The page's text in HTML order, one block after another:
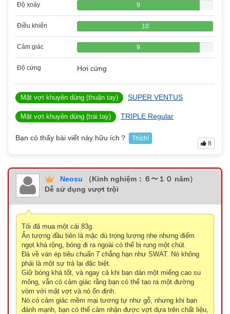
Độ xoáy 9
Điều khiển 10
Cảm giác 9
Độ cứng Hơi cứng
Mặt vợt khuyên dùng (thuận tay) SUPER VENTUS
Mặt vợt khuyên dùng (trái tay) TRIPLE Regular
Bạn có thấy bài viết này hữu ích？ Thích!
8
Neosu
（Kinh nghiệm：６〜１０ năm）
Dễ sử dụng vượt trội
Tôi đã mua một cái 83g.
Ấn tượng đầu tiên là mặc dù trọng lượng nhẹ nhưng điểm
ngọt khá rộng, bóng đi ra ngoài có thể bị rung một chút.
Đà về ván ép tiêu chuẩn 7 chẳng hạn như SWAT. Nó không
phải là một sự trả lại đặc biệt.
Giữ bóng khá tốt, và ngay cả khi bạn dán một miếng cao su
mông, vẫn có cảm giác rằng bạn có thể tạo ra một đường
vòm với mặt vợt và nó ổn định.
Nó có cảm giác mềm mại tương tự như gỗ, nhưng khi bạn
đánh mạnh, bạn có thể cảm nhận được vợt dựa trên chất liệu,